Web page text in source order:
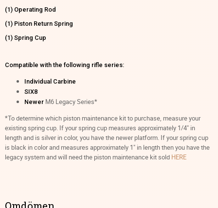
(1) Operating Rod
(1) Piston Return Spring
(1) Spring Cup
Compatible with the following rifle series:
Individual Carbine
SIX8
Newer M6 Legacy Series*
*To determine which piston maintenance kit to purchase, measure your
existing spring cup. If your spring cup measures approximately 1/4" in
length and is silver in color, you have the newer platform. If your spring cup
is black in color and measures approximately 1" in length then you have the
legacy system and will need the piston maintenance kit sold HERE